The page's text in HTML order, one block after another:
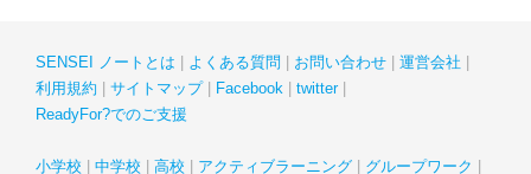
SENSEI ノートとは よくある質問 お問い合わせ
運営会社
利用規約
サイトマップ Facebook
twitter
ReadyFor?でのご支援
小学校 中学校 高校 アクティブラーニング グループワーク